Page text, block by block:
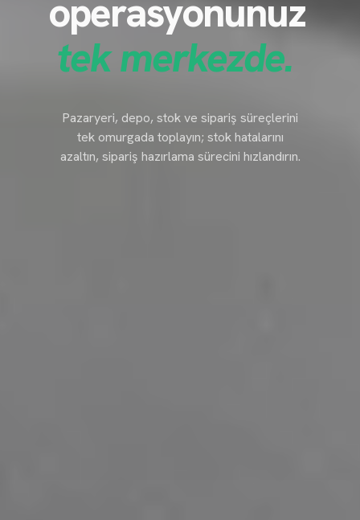
operasyonunuz
tek merkezde.
Pazaryeri, depo, stok ve sipariş süreçlerini
tek omurgada toplayın; stok hatalarını
azaltın, sipariş hazırlama sürecini hızlandırın.